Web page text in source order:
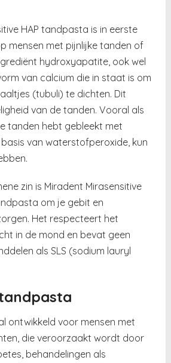
HAP tandpasta is in eerste
mensen met pijnlijke tanden of
hydroxyapatite, ook wel
van calcium die in staat is om
(tubuli) te dichten. Dit
van de tanden. Vooral als
tanden hebt gebleekt met
van waterstofperoxide, kun
zin is Miradent Mirasensitive
om je gebit en
Het respecteert het
in de mond en bevat geen
als SLS (sodium lauryl
ontwikkeld voor mensen met
die veroorzaakt wordt door
behandelingen als